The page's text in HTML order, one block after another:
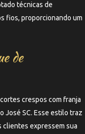
técnicas de
fios, proporcionando um
de
crespos com franja
José SC. Esse estilo traz
clientes expressem sua